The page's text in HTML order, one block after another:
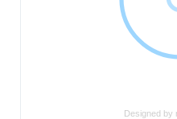
Designed by